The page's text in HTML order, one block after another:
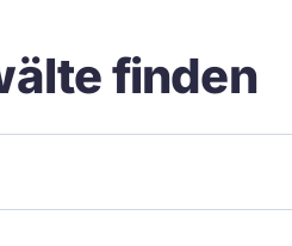
finden